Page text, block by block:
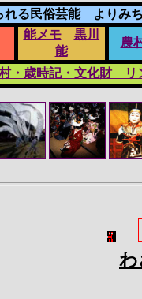
れる民俗芸能 よりみ
能メモ
黒川
能
農
・歳時記・文化財 リ
わ